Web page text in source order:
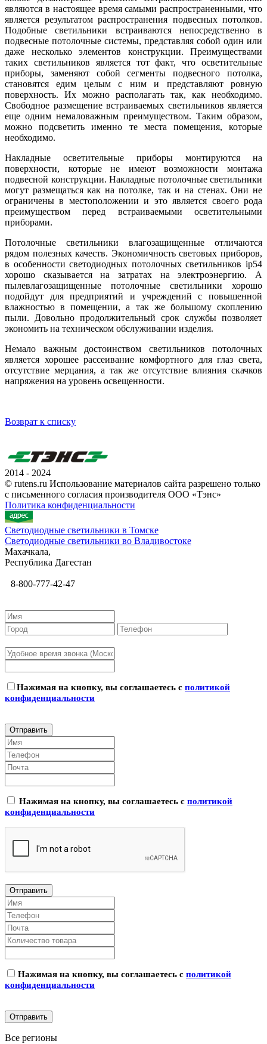
являются в настоящее время самыми распространенными, что
является результатом распространения подвесных потолков.
Подобные светильники встраиваются непосредственно в
подвесные потолочные системы, представляя собой один или
даже несколько элементов конструкции. Преимуществами
таких светильников является тот факт, что осветительные
приборы, заменяют собой сегменты подвесного потолка,
становятся едим целым с ним и представляют ровную
поверхность. Их можно располагать так, как необходимо.
Свободное размещение встраиваемых светильников является
еще одним немаловажным преимуществом. Таким образом,
можно подсветить именно те места помещения, которые
необходимо.
Накладные осветительные приборы монтируются на
поверхности, которые не имеют возможности монтажа
подвесной конструкции. Накладные потолочные светильники
могут размещаться как на потолке, так и на стенах. Они не
ограничены в местоположении и это является своего рода
преимуществом перед встраиваемыми осветительными
приборами.
Потолочные светильники влагозащищенные отличаются
рядом полезных качеств. Экономичность световых приборов,
в особенности светодиодных потолочных светильников ip54
хорошо сказывается на затратах на электроэнергию. А
пылевлагозащищенные потолочные светильники хорошо
подойдут для предприятий и учреждений с повышенной
влажностью в помещении, а так же большому скоплению
пыли. Довольно продолжительный срок службы позволяет
экономить на техническом обслуживании изделия.
Немало важным достоинством светильников потолочных
является хорошее рассеивание комфортного для глаз света,
отсутствие мерцания, а так же отсутствие влияния скачков
напряжения на уровень освещенности.
Возврат к списку
2014 - 2024
© rutens.ru Использование материалов сайта разрешено только
с письменного согласия производителя ООО «Тэнс»
Политика конфиденциальности
Светодиодные светильники в Томске
Светодиодные светильники во Владивостоке
Махачкала,
Республика Дагестан
8-800-777-42-47
Нажимая на кнопку, вы соглашаетесь с политикой
конфиденциальности
Нажимая на кнопку, вы соглашаетесь с политикой
конфиденциальности
Нажимая на кнопку, вы соглашаетесь с политикой
конфиденциальности
Все регионы